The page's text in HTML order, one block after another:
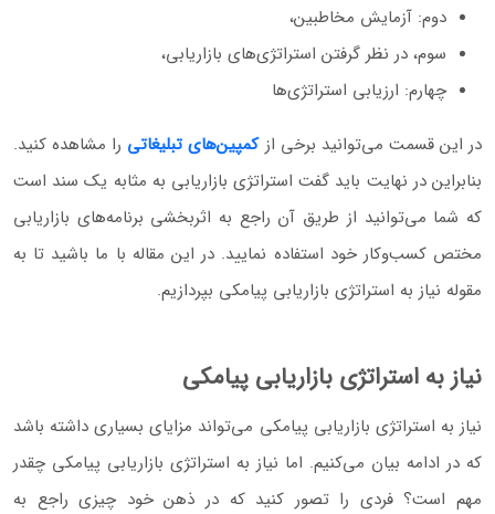
دوم: آزمایش مخاطبین،
سوم، در نظر گرفتن استراتژی‌های بازاریابی،
چهارم: ارزیابی استراتژی‌ها
در این قسمت می‌توانید برخی ازکمپین‌های تبلیغاتی را مشاهده کنید.
بنابراین در نهایت باید گفت استراتژی بازاریابی به مثابه یک سند است
که شما می‌توانید از طریق آن راجع به اثربخشی برنامه‌های بازاریابی
مختص کسب‌و‌کار خود استفاده نمایید. در این مقاله با ما باشید تا به
مقوله نیاز به استراتژی بازاریابی پیامکی بپردازیم.
نیاز به استراتژی بازاریابی پیامکی
نیاز به استراتژی بازاریابی پیامکی می‌تواند مزایای بسیاری داشته باشد
که در ادامه بیان می‌کنیم. اما نیاز به استراتژی بازاریابی پیامکی چقدر
مهم است؟ فردی را تصور کنید که در ذهن خود چیزی راجع به